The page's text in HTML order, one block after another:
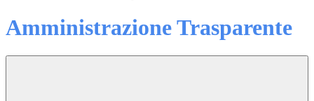
Amministrazione Trasparente